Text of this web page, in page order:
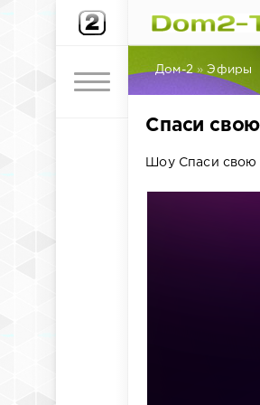
Дом-2 »Эфиры
Спаси
Шоу Спаси свою